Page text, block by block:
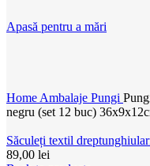
Apasă pentru a mări
Home Ambalaje Pungi
negru (set 12 buc)
Săculeți textil
89,00 lei